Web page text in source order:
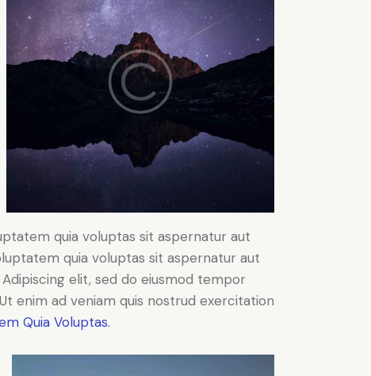
quia voluptas sit aspernatur aut
quia voluptas sit aspernatur aut
elit, sed do eiusmod tempor
enim ad veniam quis nostrud exercitation
Quia Voluptas.